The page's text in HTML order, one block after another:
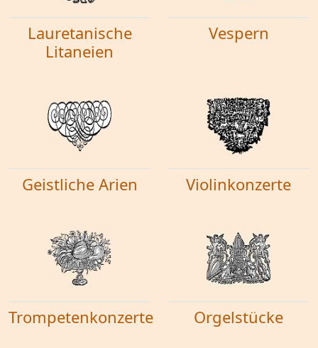
Lauretanische
Litaneien
Vespern
Geistliche Arien Violinkonzerte
Trompetenkonzerte Orgelstücke